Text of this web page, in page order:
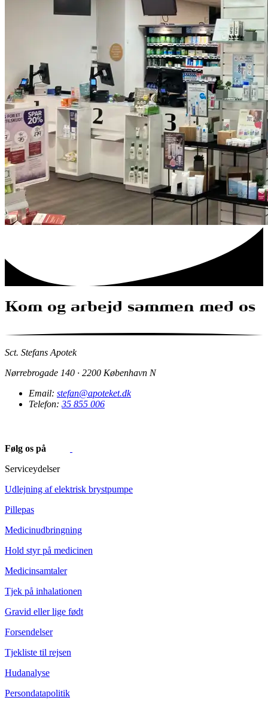
Kom og arbejd sammen med os
Sct. Stefans Apotek
Nørrebrogade 140 · 2200 København N
Email: stefan@apoteket.dk
Telefon: 35 855 006
Følg os på
Serviceydelser
Udlejning af elektrisk brystpumpe
Pillepas
Medicinudbringning
Hold styr på medicinen
Medicinsamtaler
Tjek på inhalationen
Gravid eller lige født
Forsendelser
Tjekliste til rejsen
Hudanalyse
Persondatapolitik